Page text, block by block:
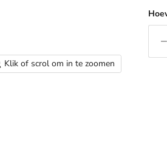
Klik of scrol om in te zoomen